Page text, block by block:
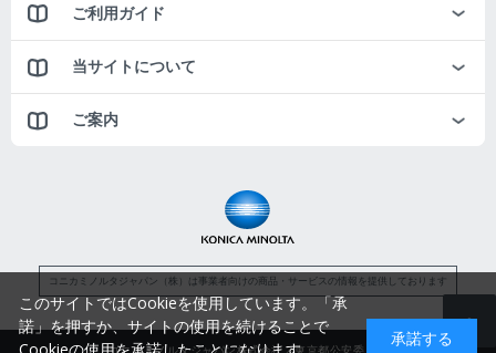
ご利用ガイド
当サイトについて
ご案内
コニカミノルタジャパン（株）は事業者向けの商品・サービスの情報を提供しております
コニカミノルタジャパン株式会社／東京都公安委員会
このサイトではCookieを使用しています。「承
諾」を押すか、サイトの使用を続けることで
承諾する